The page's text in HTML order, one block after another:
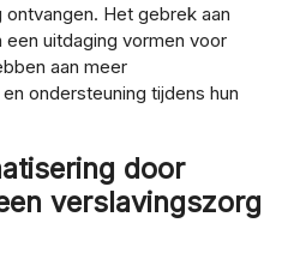
Het gebrek aan
een uitdaging vormen voor
aan meer
ondersteuning tijdens hun
door
verslavingszorg